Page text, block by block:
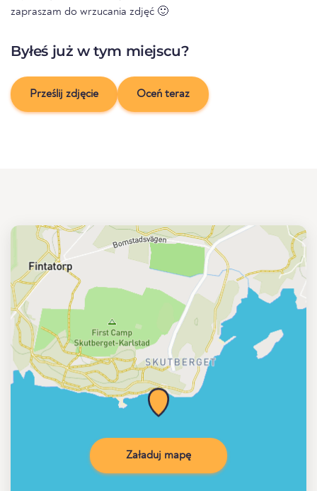
zapraszam do wrzucania zdjęć 🙂
Byłeś już w tym miejscu?
Prześlij zdjęcie Oceń teraz
Załaduj mapę